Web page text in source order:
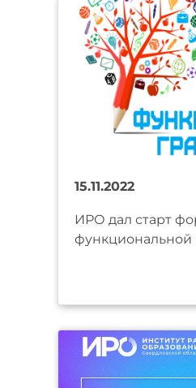
15.11.2022
ИРО дал старт
функциональной